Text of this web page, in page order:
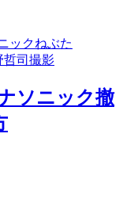
ソニック撤